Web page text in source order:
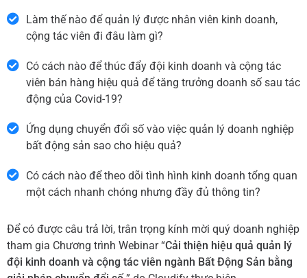
Làm thế nào để quản lý được nhân viên kinh doanh,
cộng tác viên đi đâu làm gì?
Có cách nào để thúc đẩy đội kinh doanh và cộng tác
viên bán hàng hiệu quả để tăng trưởng doanh số sau tác
động của Covid-19?
Ứng dụng chuyển đổi số vào việc quản lý doanh nghiệp
bất động sản sao cho hiệu quả?
Có cách nào để theo dõi tình hình kinh doanh tổng quan
một cách nhanh chóng nhưng đầy đủ thông tin?
Để có được câu trả lời, trân trọng kính mời quý doanh nghiệp
tham gia Chương trình Webinar “Cải thiện hiệu quả quản lý
đội kinh doanh và cộng tác viên ngành Bất Động Sản bằng